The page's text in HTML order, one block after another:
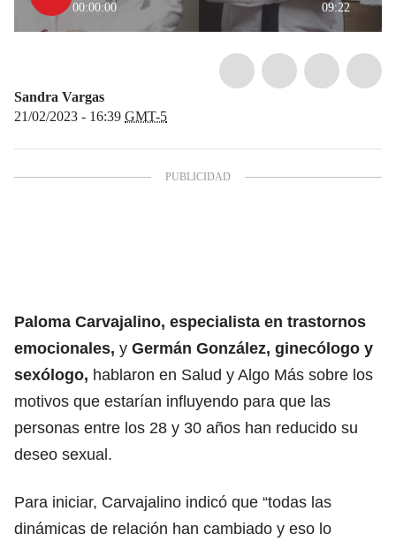
00:00:00 09:22
Sandra Vargas
21/02/2023 - 16:39 GMT-5
Paloma Carvajalino, especialista en trastornos
emocionales, y Germán González, ginecólogo y
sexólogo, hablaron en Salud y Algo Más sobre los
motivos que estarían influyendo para que las
personas entre los 28 y 30 años han reducido su
deseo sexual.
Para iniciar, Carvajalino indicó que “todas las
dinámicas de relación han cambiado y eso lo